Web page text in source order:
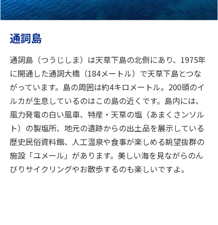
通詞島
通詞島（つうじしま）は天草下島の北側にあり、1975年
に開通した通詞大橋（184メートル）で天草下島とつな
がっています。島の周囲は約4キロメートル。200頭のイ
ルカが生息しているのはこの島の近くです。島内には、
風力発電の白い風車、特産・天草の塩（あまくさンソル
ト）の製塩所、地元の遺跡からの出土品を展示している
歴史民俗資料館、人工温泉や食事が楽しめる眺望抜群の
施設「ユメール」があります。美しい海を見ながらのん
びりサイクリングやお散歩するのも楽しいですよ。